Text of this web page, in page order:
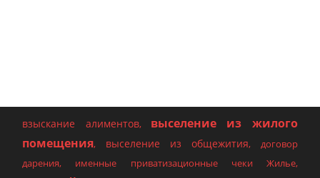
взыскание алиментов, выселение из жилого
помещения, выселение из общежития, договор
дарения, именные приватизационные чеки Жилье,